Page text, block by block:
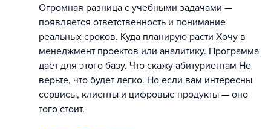
Огромная разница с учебными задачами —
появляется ответственность и понимание
реальных сроков. Куда планирую расти Хочу в
менеджмент проектов или аналитику. Программа
даёт для этого базу. Что скажу абитуриентам Не
верьте, что будет легко. Но если вам интересны
сервисы, клиенты и цифровые продукты — оно
того стоит.